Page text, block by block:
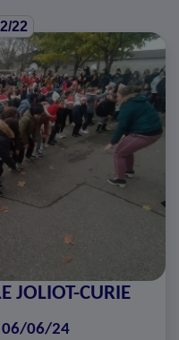
22
JOLIOT-CURIE
06/06/24